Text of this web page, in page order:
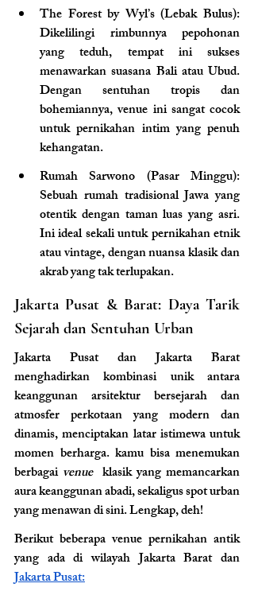
The Forest by Wyl’s (Lebak Bulus):
Dikelilingi rimbunnya pepohonan
yang teduh, tempat ini sukses
menawarkan suasana Bali atau Ubud.
Dengan sentuhan tropis dan
bohemiannya, venue ini sangat cocok
untuk pernikahan intim yang penuh
kehangatan.
Rumah Sarwono (Pasar Minggu):
Sebuah rumah tradisional Jawa yang
otentik dengan taman luas yang asri.
Ini ideal sekali untuk pernikahan etnik
atau vintage, dengan nuansa klasik dan
akrab yang tak terlupakan.
Jakarta Pusat & Barat: Daya Tarik
Sejarah dan Sentuhan Urban
Jakarta Pusat dan Jakarta Barat
menghadirkan kombinasi unik antara
keanggunan arsitektur bersejarah dan
atmosfer perkotaan yang modern dan
dinamis, menciptakan latar istimewa untuk
momen berharga. kamu bisa menemukan
berbagai venue klasik yang memancarkan
aura keanggunan abadi, sekaligus spot urban
yang menawan di sini. Lengkap, deh!
Berikut beberapa venue pernikahan antik
Jakarta Pusat: